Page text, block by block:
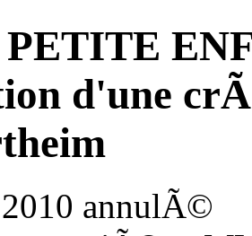
PETITE
d'une
annulÃ©